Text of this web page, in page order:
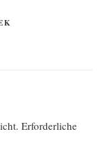
Erforderliche